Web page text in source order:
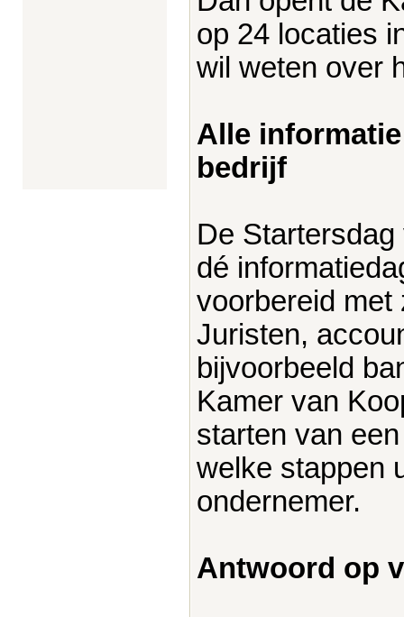
op 24 locaties
wil weten over
Alle
bedrijf
De
dé
voorbereid met
Juristen,
bijvoorbeeld
Kamer van
starten van
welke stappen
ondernemer.
Antwoord op